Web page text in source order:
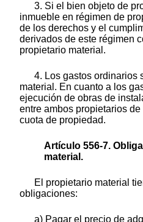
3. Si el bien objeto de
inmueble en régimen de
de los derechos y el
derivados de este régimen
propietario material.
4. Los gastos ordinarios
material. En cuanto a los
ejecución de obras de
entre ambos propietarios
cuota de propiedad.
Artículo 556-7.
material.
El propietario material
obligaciones:
a) Pagar el precio de